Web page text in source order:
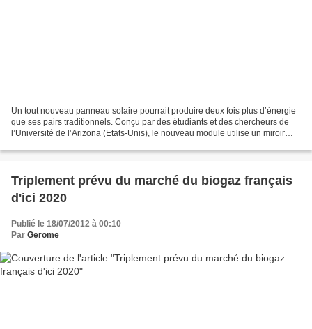
Un tout nouveau panneau solaire pourrait produire deux fois plus d’énergie
que ses pairs traditionnels. Conçu par des étudiants et des chercheurs de
l’Université de l’Arizona (Etats-Unis), le nouveau module utilise un miroir
Triplement prévu du marché du biogaz français
d'ici 2020
Publié le 18/07/2012 à 00:10
Par Gerome